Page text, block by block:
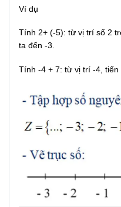
Ví dụ
Tính 2+ (-5): từ vị trí số 2
ta đến -3.
Tính -4 + 7: từ vị trí -4, tiến